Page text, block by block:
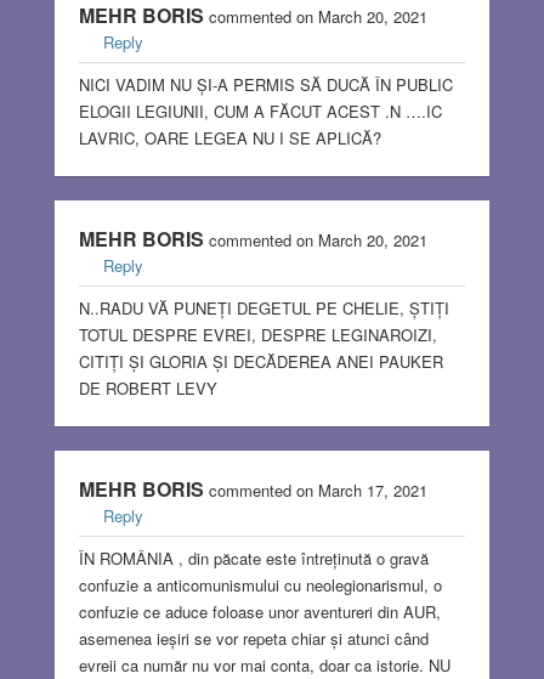
MEHR BORIS commented on March 20, 2021
Reply
NICI VADIM NU ȘI-A PERMIS SĂ DUCĂ ÎN PUBLIC
ELOGII LEGIUNII, CUM A FĂCUT ACEST .N ….IC
LAVRIC, OARE LEGEA NU I SE APLICĂ?
MEHR BORIS commented on March 20, 2021
Reply
N..RADU VĂ PUNEȚI DEGETUL PE CHELIE, ȘTIȚI
TOTUL DESPRE EVREI, DESPRE LEGINAROIZI,
CITIȚI ȘI GLORIA ȘI DECĂDEREA ANEI PAUKER
DE ROBERT LEVY
MEHR BORIS commented on March 17, 2021
Reply
ÎN ROMÂNIA , din păcate este întreținută o gravă
confuzie a anticomunismului cu neolegionarismul, o
confuzie ce aduce foloase unor aventureri din AUR,
asemenea ieșiri se vor repeta chiar și atunci când
evreii ca număr nu vor mai conta, doar ca istorie. NU